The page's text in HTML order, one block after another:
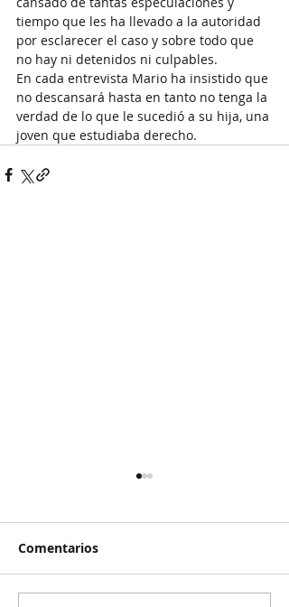
tiempo que les ha llevado a la autoridad
por esclarecer el caso y sobre todo que
no hay ni detenidos ni culpables.
En cada entrevista Mario ha insistido que
no descansará hasta en tanto no tenga la
verdad de lo que le sucedió a su hija, una
joven que estudiaba derecho.
Comentarios